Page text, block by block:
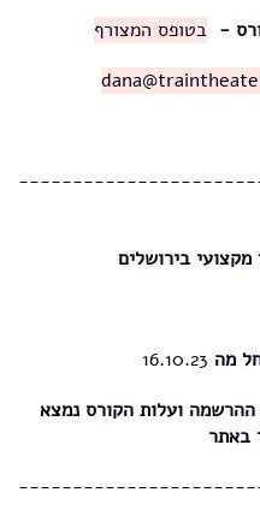
- בטופס המצורף
בירושלים
16.10.23
ועלות הקורס נמצא
באתר